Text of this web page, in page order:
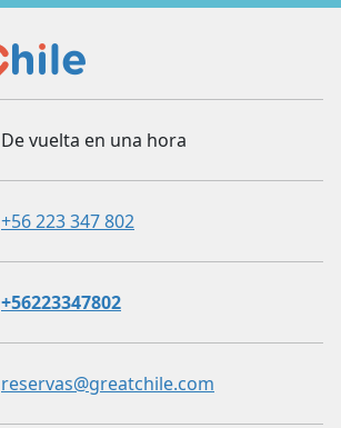
De vuelta en una hora
+56 223 347 802
+56223347802
reservas@greatchile.com